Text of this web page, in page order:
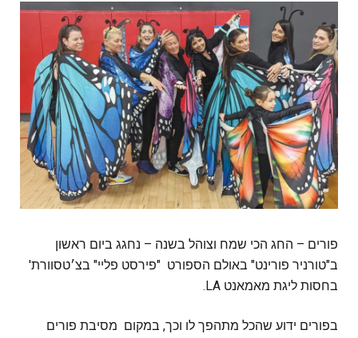
פורים – החג הכי שמח וצוהל בשנה – נחגג ביום ראשון
ב"טורניר פורינט" באולם הספורט "פירסט פליי" בצ׳טסוורת'
בחסות ליגת מאמאנט LA.
בפורים ידוע שהכל מתהפך לו וכך, במקום מסיבת פורים